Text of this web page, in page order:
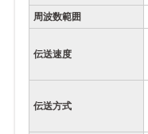
周波数範囲
伝送速度
伝送方式